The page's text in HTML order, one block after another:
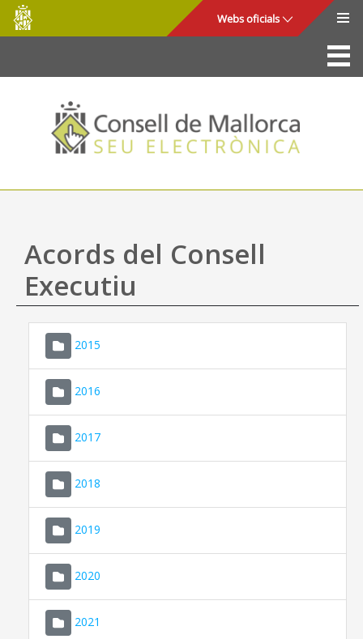
Salta al contingut principal
Consell
de
Mallorca
Webs oficials
La Seu
Consell de Mallorca
Accés i seguretat
Utilitats
Ajuda
Acords del Consell
Executiu
2015
2016
2017
2018
2019
2020
2021